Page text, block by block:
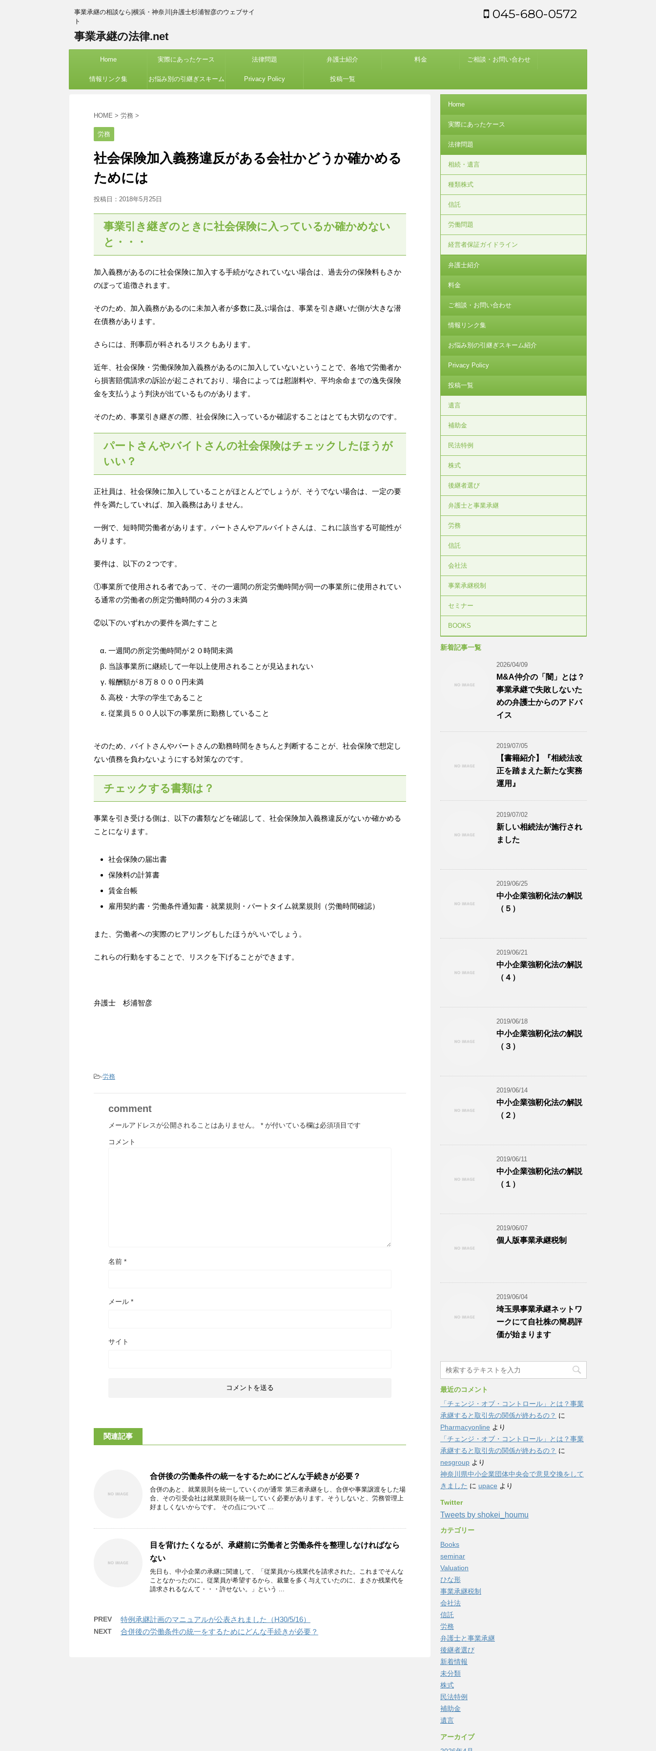
事業承継の相談なら|横浜・神奈川|弁護士杉浦智彦のウェブサイ
ト
事業承継の法律.net
045-680-0572
Home 実際にあったケース 法律問題 弁護士紹介 料金 ご相談・お問い合わせ
情報リンク集 お悩み別の引継ぎスキーム Privacy Policy 投稿一覧
HOME > 労務 >
労務
社会保険加入義務違反がある会社かどうか確かめる
ためには
投稿日： 2018年5月25日
事業引き継ぎのときに社会保険に入っているか確かめない
と・・・
加入義務があるのに社会保険に加入する手続がなされていない場合は、過去分の保険料もさか
のぼって追徴されます。
そのため、加入義務があるのに未加入者が多数に及ぶ場合は、事業を引き継いだ側が大きな潜
在債務があります。
さらには、刑事罰が科されるリスクもあります。
近年、社会保険・労働保険加入義務があるのに加入していないということで、各地で労働者か
ら損害賠償請求の訴訟が起こされており、場合によっては慰謝料や、平均余命までの逸失保険
金を支払うよう判決が出ているものがあります。
そのため、事業引き継ぎの際、社会保険に入っているか確認することはとても大切なのです。
パートさんやバイトさんの社会保険はチェックしたほうが
いい？
正社員は、社会保険に加入していることがほとんどでしょうが、そうでない場合は、一定の要
件を満たしていれば、加入義務はありません。
一例で、短時間労働者があります。パートさんやアルバイトさんは、これに該当する可能性が
あります。
要件は、以下の２つです。
①事業所で使用される者であって、その一週間の所定労働時間が同一の事業所に使用されてい
る通常の労働者の所定労働時間の４分の３未満
②以下のいずれかの要件を満たすこと
一週間の所定労働時間が２０時間未満
当該事業所に継続して一年以上使用されることが見込まれない
報酬額が８万８０００円未満
高校・大学の学生であること
従業員５００人以下の事業所に勤務していること
そのため、バイトさんやパートさんの勤務時間をきちんと判断することが、社会保険で想定し
ない債務を負わないようにする対策なのです。
チェックする書類は？
事業を引き受ける側は、以下の書類などを確認して、社会保険加入義務違反がないか確かめる
ことになります。
社会保険の届出書
保険料の計算書
賃金台帳
雇用契約書・労働条件通知書・就業規則・パートタイム就業規則（労働時間確認）
また、労働者への実際のヒアリングもしたほうがいいでしょう。
これらの行動をすることで、リスクを下げることができます。
弁護士 杉浦智彦
-労務
comment
メールアドレスが公開されることはありません。 * が付いている欄は必須項目です
コメント
名前 *
メール *
サイト
関連記事
合併後の労働条件の統一をするためにどんな手続きが必要？
合併のあと、就業規則を統一していくのが通常 第三者承継をし、合併や事業譲渡をした場
合、その引受会社は就業規則を統一していく必要があります。そうしないと、労務管理上
好ましくないからです。 その点について ...
目を背けたくなるが、承継前に労働者と労働条件を整理しなければなら
ない
先日も、中小企業の承継に関連して、「従業員から残業代を請求された。これまでそんな
ことなかったのに。従業員が希望するから、裁量を多く与えていたのに、まさか残業代を
請求されるなんて・・・許せない。」という ...
PREV 特例承継計画のマニュアルが公表されました（H30/5/16）
NEXT 合併後の労働条件の統一をするためにどんな手続きが必要？
Home
実際にあったケース
法律問題
相続・遺言
種類株式
信託
労働問題
経営者保証ガイドライン
弁護士紹介
料金
ご相談・お問い合わせ
情報リンク集
お悩み別の引継ぎスキーム紹介
Privacy Policy
投稿一覧
遺言
補助金
民法特例
株式
後継者選び
弁護士と事業承継
労務
信託
会社法
事業承継税制
セミナー
BOOKS
新着記事一覧
2026/04/09
M&A仲介の「闇」とは？
事業承継で失敗しないた
めの弁護士からのアドバ
イス
2019/07/05
【書籍紹介】『相続法改
正を踏まえた新たな実務
運用』
2019/07/02
新しい相続法が施行され
ました
2019/06/25
中小企業強靭化法の解説
（５）
2019/06/21
中小企業強靭化法の解説
（４）
2019/06/18
中小企業強靭化法の解説
（３）
2019/06/14
中小企業強靭化法の解説
（２）
2019/06/11
中小企業強靭化法の解説
（１）
2019/06/07
個人版事業承継税制
2019/06/04
埼玉県事業承継ネットワ
ークにて自社株の簡易評
価が始まります
最近のコメント
「チェンジ・オブ・コントロール」とは？事業
承継すると取引先の関係が終わるの？ に
Pharmacyonline より
「チェンジ・オブ・コントロール」とは？事業
承継すると取引先の関係が終わるの？ に
nesgroup より
神奈川県中小企業団体中央会で意見交換をして
きました に upace より
Twitter
Tweets by shokei_houmu
カテゴリー
Books
seminar
Valuation
ひな形
事業承継税制
会社法
信託
労務
弁護士と事業承継
後継者選び
新着情報
未分類
株式
民法特例
補助金
遺言
アーカイブ